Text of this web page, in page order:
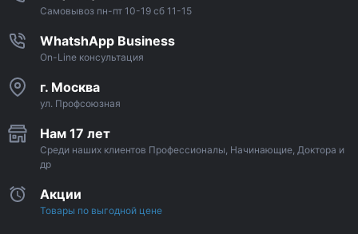
Самовывоз пн-пт 10-19 сб 11-15
WhatshApp Business
On-Line консультация
г. Москва
ул. Профсоюзная
Нам 17 лет
Среди наших клиентов Профессионалы, Начинающие, Доктора и
др
Акции
Товары по выгодной цене